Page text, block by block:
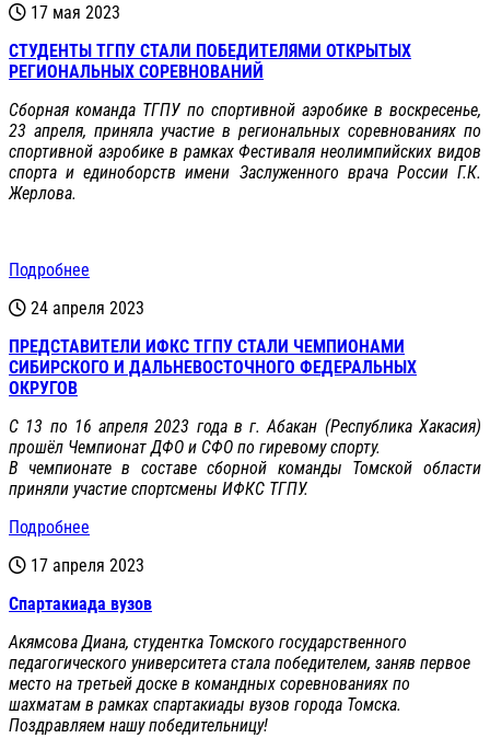
17 мая 2023
СТУДЕНТЫ ТГПУ СТАЛИ ПОБЕДИТЕЛЯМИ ОТКРЫТЫХ
РЕГИОНАЛЬНЫХ СОРЕВНОВАНИЙ
Сборная команда ТГПУ по спортивной аэробике в воскресенье,
23 апреля, приняла участие в региональных соревнованиях по
спортивной аэробике в рамках Фестиваля неолимпийских видов
спорта и единоборств имени Заслуженного врача России Г.К.
Жерлова.
Подробнее
24 апреля 2023
ПРЕДСТАВИТЕЛИ ИФКС ТГПУ СТАЛИ ЧЕМПИОНАМИ
СИБИРСКОГО И ДАЛЬНЕВОСТОЧНОГО ФЕДЕРАЛЬНЫХ
ОКРУГОВ
С 13 по 16 апреля 2023 года в г. Абакан (Республика Хакасия)
прошёл Чемпионат ДФО и СФО по гиревому спорту.
В чемпионате в составе сборной команды Томской области
приняли участие спортсмены ИФКС ТГПУ.
Подробнее
17 апреля 2023
Спартакиада вузов
Акямсова Диана, студентка Томского государственного
педагогического университета стала победителем, заняв первое
место на третьей доске в командных соревнованиях по
шахматам в рамках спартакиады вузов города Томска.
Поздравляем нашу победительницу!